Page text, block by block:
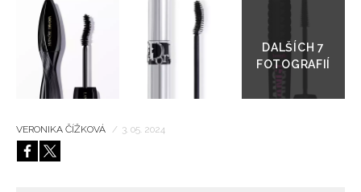
HOME
galerie
VERONIKA ČÍŽKOVÁ / 3. 05. 2024